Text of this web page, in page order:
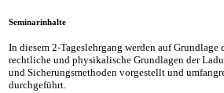
Seminarinhalte
In diesem 2-Tageslehrgang werden auf
rechtliche und physikalische Grundlagen der
und Sicherungsmethoden vorgestellt und
durchgeführt.